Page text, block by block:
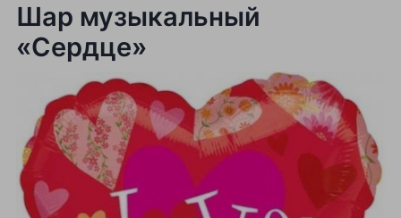
Шар музыкальный
«Сердце»